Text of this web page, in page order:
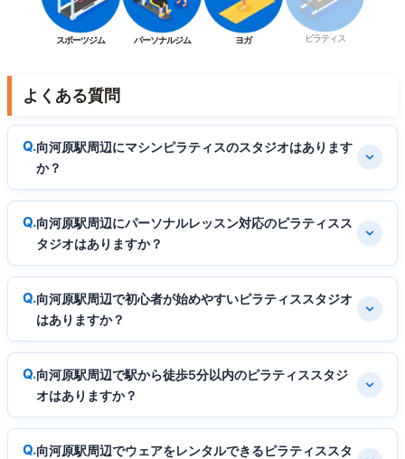
スポーツジム パーソナルジム ヨガ ピラティス
よくある質問
向河原駅周辺にマシンピラティスのスタジオはあります
か？
向河原駅周辺にパーソナルレッスン対応のピラティスス
タジオはありますか？
向河原駅周辺で初心者が始めやすいピラティススタジオ
はありますか？
向河原駅周辺で駅から徒歩5分以内のピラティススタジ
オはありますか？
向河原駅周辺でウェアをレンタルできるピラティススタ